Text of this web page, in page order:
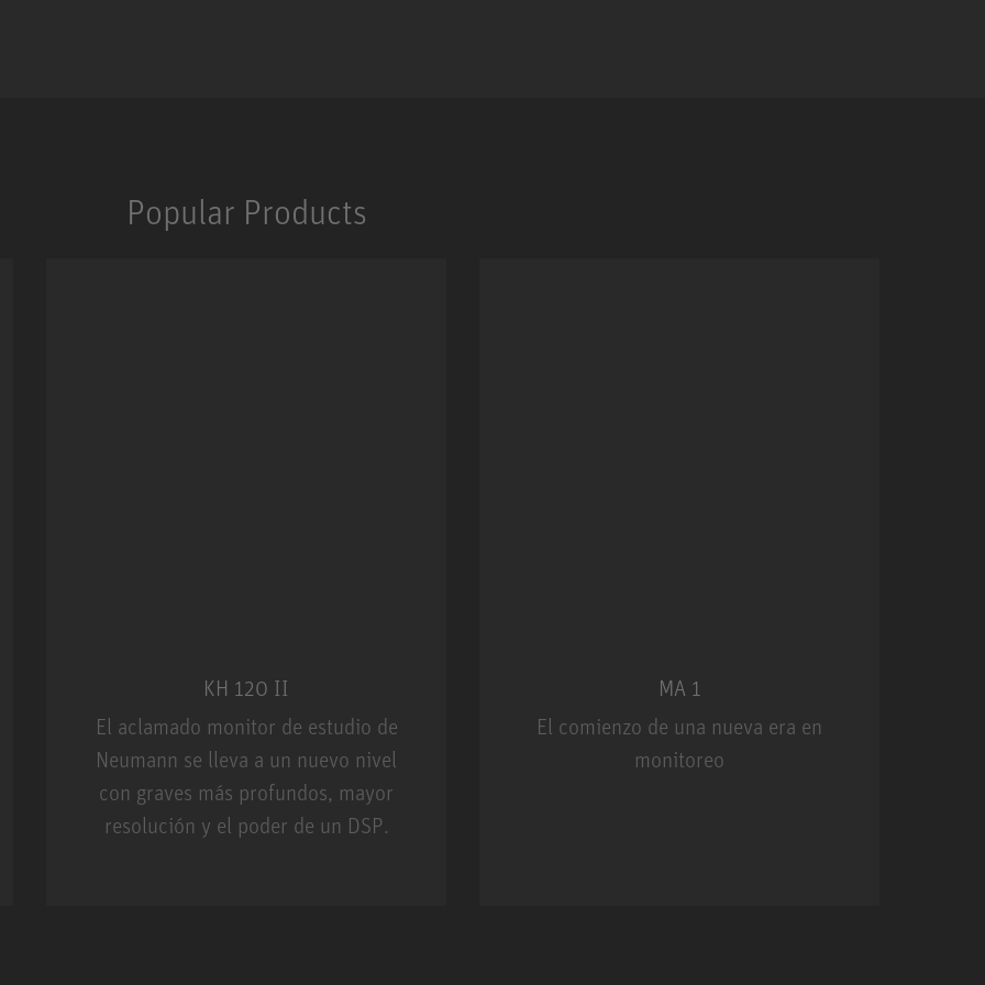
Popular Products
KH 120 II
El aclamado monitor de estudio de
Neumann se lleva a un nuevo nivel
con graves más profundos, mayor
resolución y el poder de un DSP.
MA 1
El comienzo de una nueva era en
monitoreo